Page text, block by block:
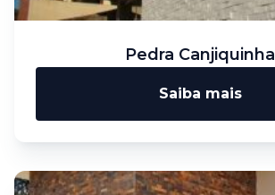
Pedra Canjiquinha
Saiba mais